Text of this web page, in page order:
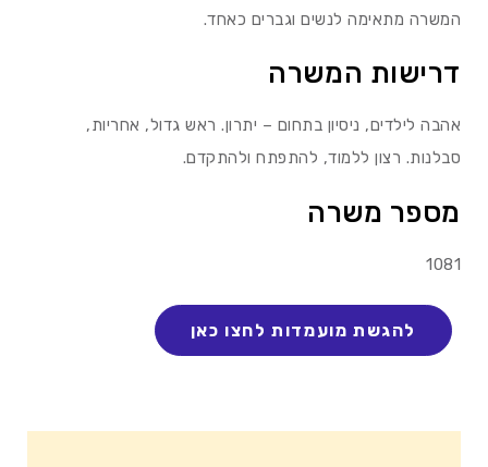
המשרה מתאימה לנשים וגברים כאחד.
דרישות המשרה
אהבה לילדים, ניסיון בתחום – יתרון. ראש גדול, אחריות,
סבלנות. רצון ללמוד, להתפתח ולהתקדם.
מספר משרה
1081